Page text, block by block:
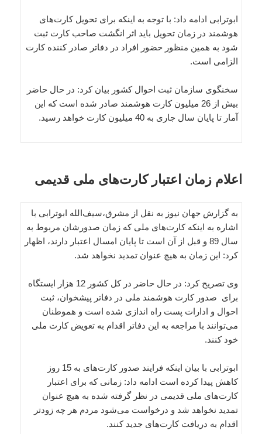
ابوترابی ادامه داد: با توجه به اینکه برای تحویل کارت‌های
هوشمند در زمان تحویل باید اثر انگشت صاحب کارت ثبت
شود به همین منظور حضور افراد در دفاتر صادر کننده کارت
الزامی است.
سخنگوی سازمان ثبت احوال کشور بیان کرد: در حال حاضر
بیش از 26 میلیون کارت هوشمند صادر شده است که این
آمار تا پایان سال جاری به 40 میلیون کارت خواهد رسید.
اعلام زمان اعتبار کارت‌های ملی قدیمی
به گزارش جهان نیوز به نقل از مشرق،سیف‌الله ابوترابی با
اشاره به اینکه کارت‌های ملی که زمان صدورشان مربوط به
سال 89 و قبل از آن است تا پایان امسال اعتبار دارند، اظهار
کرد: این زمان به هیچ عنوان تمدید نخواهد شد.
وی تصریح کرد: در حال حاضر در کل کشور 12 هزار ایستگاه
برای صدور کارت هوشمند ملی در دفاتر پیشخوان، ثبت
احوال و ادارات پست راه اندازی شده است و هموطنان
می‌توانند با مراجعه به این دفاتر اقدام به تعویض کارت ملی
خود کنند.
ابوترابی با بیان اینکه فرایند صدور کارت‌های به 15 روز
کاهش پیدا کرده است ادامه داد: زمانی که برای اعتبار
کارت‌های ملی قدیمی در نظر گرفته شده به هیچ عنوان
تمدید نخواهد شد و درخواست می‌شود مردم هر چه زودتر
اقدام به دریافت کارت‌های جدید کنند.